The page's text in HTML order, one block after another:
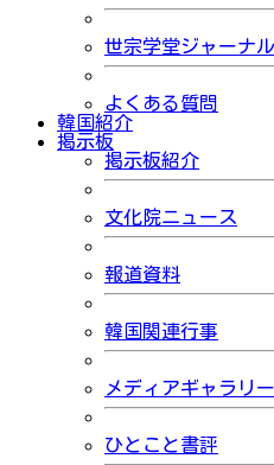
世宗学堂ジャーナル
よくある質問
韓国紹介
掲示板
掲示板紹介
文化院ニュース
報道資料
韓国関連行事
メディアギャラリー
ひとこと書評